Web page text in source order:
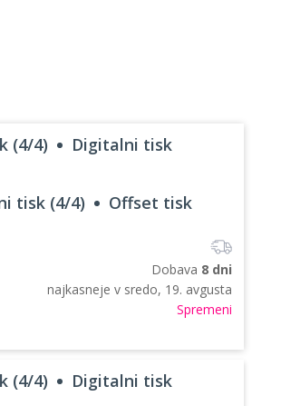
(4/4) Digitalni tisk
tisk (4/4) Offset tisk
Dobava 8 dni
najkasneje v sredo, 19. avgusta
Spremeni
(4/4) Digitalni tisk